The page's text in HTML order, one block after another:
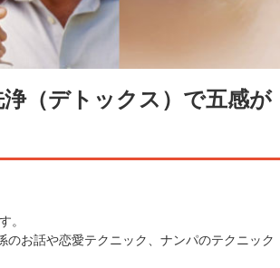
（デトックス）で五感が
。
お話や恋愛テクニック、ナンパのテクニック